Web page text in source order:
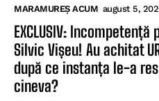
MARAMUREȘ ACUM august 5,
EXCLUSIV:
Silvic Vișeu! Au achitat
după ce instanța le-a
cineva?